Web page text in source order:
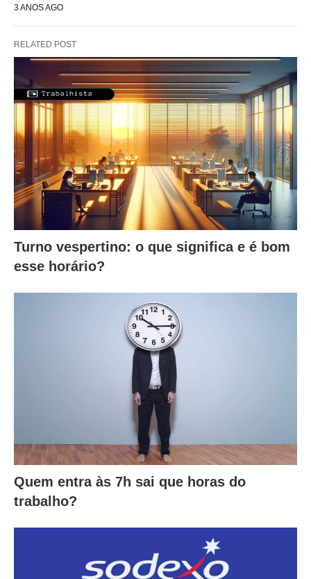
3 ANOS AGO
RELATED POST
Turno vespertino: o que significa e é bom
esse horário?
Quem entra às 7h sai que horas do
trabalho?